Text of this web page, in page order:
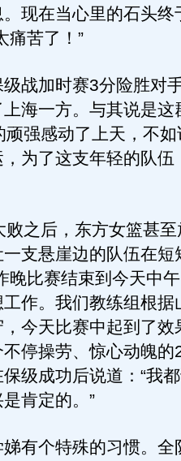
现在当心里的石头终
痛苦了！”
加时赛3分险胜对
海一方。与其说是这
强感动了上天，不
为了这支年轻的队伍
之后，东方女篮甚至
支悬崖边的队伍在短
晚比赛结束到今天中
作。我们教练组根据
今天比赛中起到了效
停操劳、惊心动魄的
级成功后说道：“我
肯定的。”
个特殊的习惯。全